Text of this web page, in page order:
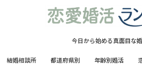
今日から始める真面目な
結婚相談所 都道府県別 年齢別婚活